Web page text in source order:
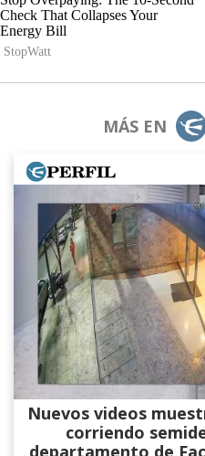
MÁS EN
Nuevos videos
corriendo
departamento de